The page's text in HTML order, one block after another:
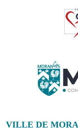
VILLE DE